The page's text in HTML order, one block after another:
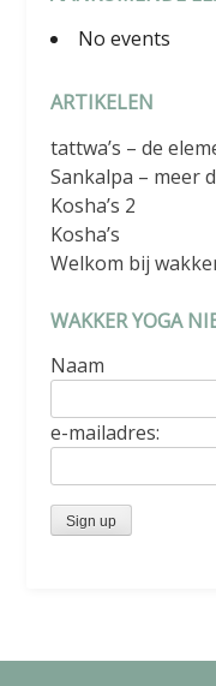
No events
ARTIKELEN
tattwa’s – de
Sankalpa – meer
Kosha’s 2
Kosha’s
Welkom bij
WAKKER YOGA
Naam
e-mailadres: